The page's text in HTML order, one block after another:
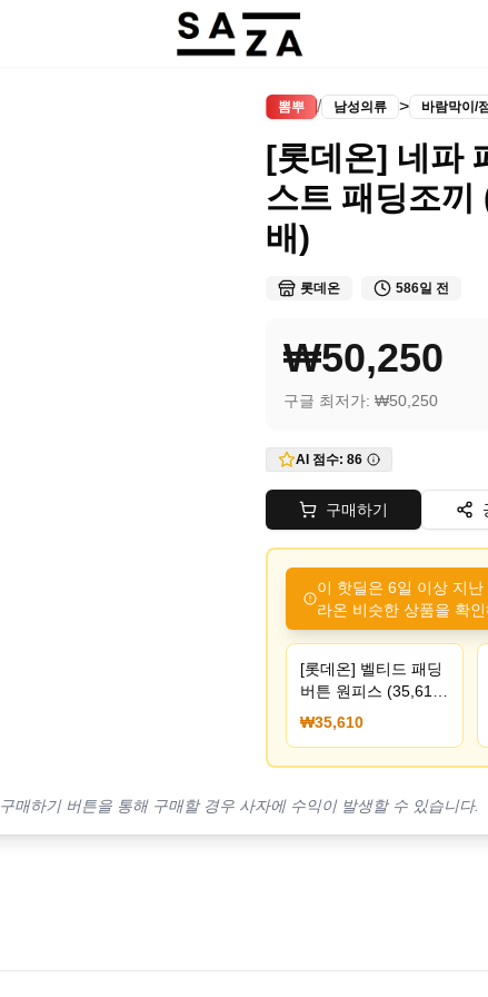
뽐뿌 / 남성의류 > 바람막이/
[롯데온] 네파
스트 패딩조끼
배)
롯데온 586일 전
₩50,250
구글 최저가: ₩50,250
AI 점수: 86
구매하기
이 핫딜은 6일 이상 지
라온 비슷한 상품을 확
[롯데온] 벨티드 패딩
버튼 원피스 (35,610
원/무료)
₩35,610
구매하기 버튼을 통해 구매할 경우 사자에 수익이 발생할 수 있습니다.